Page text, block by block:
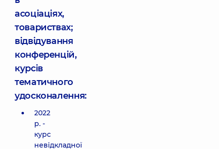
асоціаціях,
товариствах;
відвідування
конференцій,
курсів
тематичного
удосконалення:
2022
р. -
курс
невідкладної